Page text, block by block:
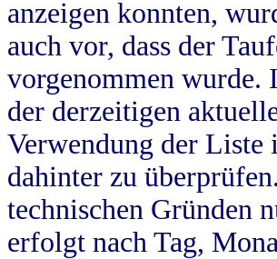
anzeigen konnten,
auch vor, dass der
vorgenommen wurde.
der derzeitigen
Verwendung der
dahinter zu
technischen Gründen
erfolgt nach Tag,